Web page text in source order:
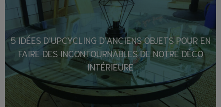
5 IDÉES D’UPCYCLING D’ANCIENS OBJETS POUR EN
FAIRE DES INCONTOURNABLES DE NOTRE DÉCO
INTÉRIEURE